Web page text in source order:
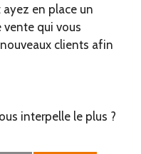
en place un
qui vous
clients afin
interpelle le plus ?